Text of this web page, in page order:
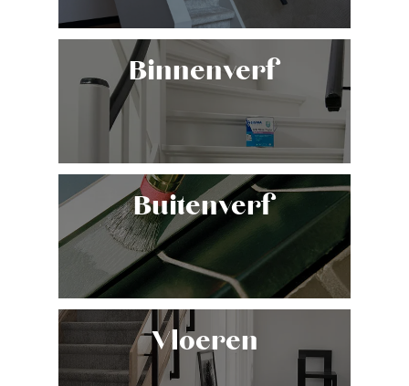
Binnenverf
Buitenverf
Vloeren